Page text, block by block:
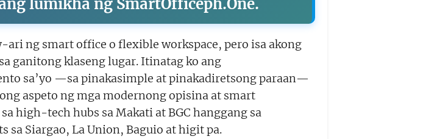
ari ng smart office o flexible workspace, pero isa akong
ganitong klaseng lugar. Itinatag ko ang
sa’yo —sa pinakasimple at pinakadiretsong paraan—
aspeto ng mga modernong opisina at smart
high-tech hubs sa Makati at BGC hanggang sa
sa Siargao, La Union, Baguio at higit pa.